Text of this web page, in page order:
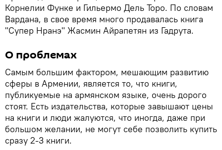
Корнелии Функе и Гильермо Дель Торо. По словам
Вардана, в свое время много продавалась книга
"Супер Нранэ" Жасмин Айрапетян из Гадрута.
О проблемах
Самым большим фактором, мешающим развитию
сферы в Армении, является то, что книги,
публикуемые на армянском языке, очень дорого
стоят. Есть издательства, которые завышают цены
на книги и люди жалуются, что иногда, даже при
большом желании, не могут себе позволить купить
сразу 2-3 книги.